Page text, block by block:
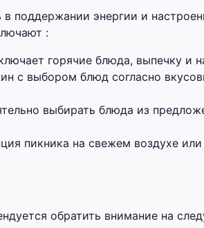
поддержании энергии и
:
горячие блюда, выпечку и
с выбором блюд согласно
выбирать блюда из
пикника на свежем воздухе
обратить внимание на